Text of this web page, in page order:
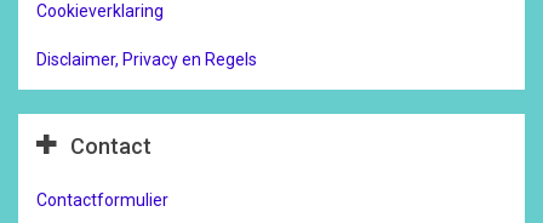
Cookieverklaring
Disclaimer, Privacy en Regels
Contact
Contactformulier